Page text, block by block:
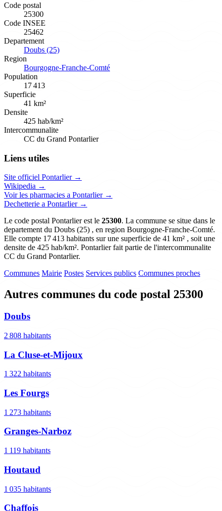
Code postal
25300
Code INSEE
25462
Departement
Doubs (25)
Region
Bourgogne-Franche-Comté
Population
17 413
Superficie
41 km²
Densite
425 hab/km²
Intercommunalite
CC du Grand Pontarlier
Liens utiles
Site officiel Pontarlier →
Wikipedia →
Voir les pharmacies a Pontarlier →
Dechetterie a Pontarlier →
Le code postal Pontarlier est le 25300. La commune se situe dans le
departement du Doubs (25) , en region Bourgogne-Franche-Comté.
Elle compte 17 413 habitants sur une superficie de 41 km² , soit une
densite de 425 hab/km². Pontarlier fait partie de l'intercommunalite
CC du Grand Pontarlier.
Communes Mairie Postes Services publics Communes proches
Autres communes du code postal 25300
Doubs
2 808 habitants
La Cluse-et-Mijoux
1 322 habitants
Les Fourgs
1 273 habitants
Granges-Narboz
1 119 habitants
Houtaud
1 035 habitants
Chaffois